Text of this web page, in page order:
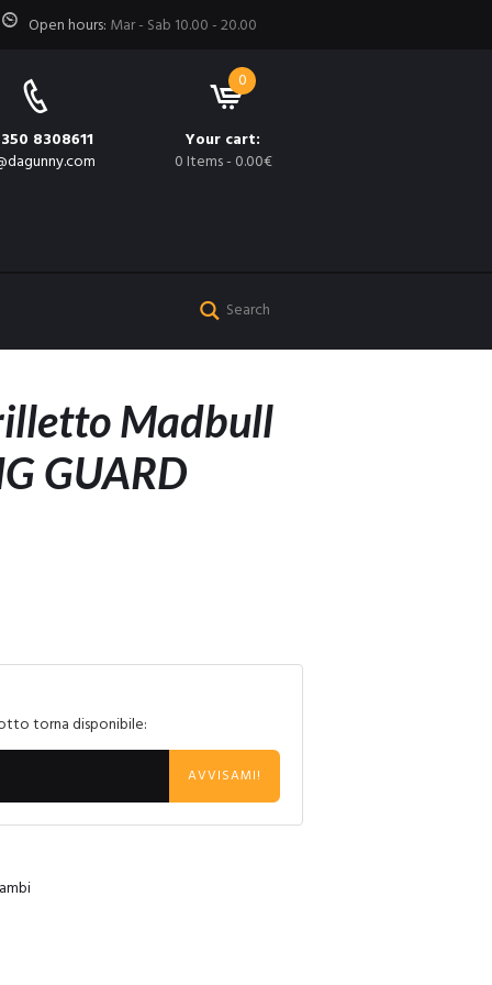
Open hours: Mar - Sab 10.00 - 20.00
8308611
0
Your cart:
0 Items- 0.00€
Madbull
GUARD
torna disponibile:
AVVISAMI!